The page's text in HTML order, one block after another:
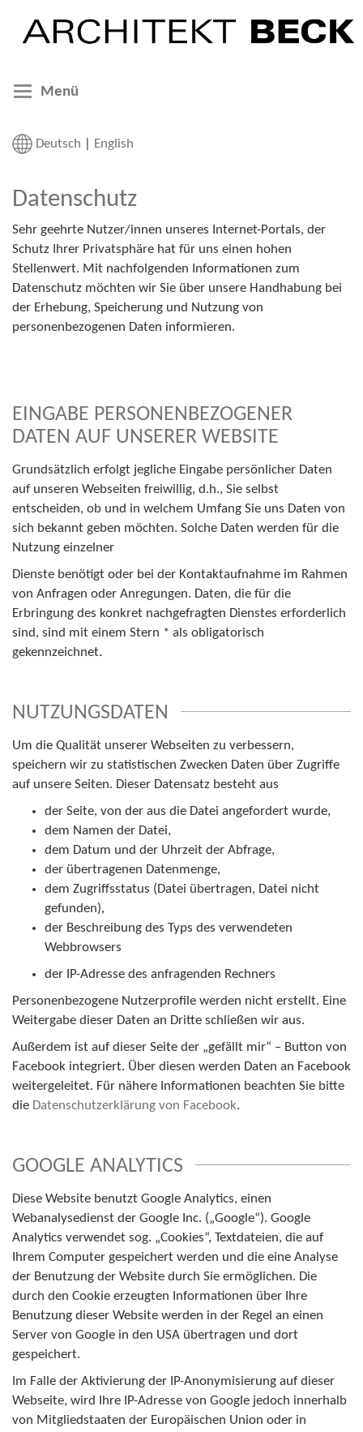
Menü
Deutsch English
Datenschutz
Sehr geehrte Nutzer/innen unseres Internet-Portals, der
Schutz Ihrer Privatsphäre hat für uns einen hohen
Stellenwert. Mit nachfolgenden Informationen zum
Datenschutz möchten wir Sie über unsere Handhabung bei
der Erhebung, Speicherung und Nutzung von
personenbezogenen Daten informieren.
EINGABE PERSONENBEZOGENER
DATEN AUF UNSERER WEBSITE
Grundsätzlich erfolgt jegliche Eingabe persönlicher Daten
auf unseren Webseiten freiwillig, d.h., Sie selbst
entscheiden, ob und in welchem Umfang Sie uns Daten von
sich bekannt geben möchten. Solche Daten werden für die
Nutzung einzelner
Dienste benötigt oder bei der Kontaktaufnahme im Rahmen
von Anfragen oder Anregungen. Daten, die für die
Erbringung des konkret nachgefragten Dienstes erforderlich
sind, sind mit einem Stern * als obligatorisch
gekennzeichnet.
NUTZUNGSDATEN
Um die Qualität unserer Webseiten zu verbessern,
speichern wir zu statistischen Zwecken Daten über Zugriffe
auf unsere Seiten. Dieser Datensatz besteht aus
der Seite, von der aus die Datei angefordert wurde,
dem Namen der Datei,
dem Datum und der Uhrzeit der Abfrage,
der übertragenen Datenmenge,
dem Zugriffsstatus (Datei übertragen, Datei nicht
gefunden),
der Beschreibung des Typs des verwendeten
Webbrowsers
der IP-Adresse des anfragenden Rechners
Personenbezogene Nutzerprofile werden nicht erstellt. Eine
Weitergabe dieser Daten an Dritte schließen wir aus.
Außerdem ist auf dieser Seite der „gefällt mir“ – Button von
Facebook integriert. Über diesen werden Daten an Facebook
weitergeleitet. Für nähere Informationen beachten Sie bitte
die Datenschutzerklärung von Facebook.
GOOGLE ANALYTICS
Diese Website benutzt Google Analytics, einen
Webanalysedienst der Google Inc. („Google“). Google
Analytics verwendet sog. „Cookies“, Textdateien, die auf
Ihrem Computer gespeichert werden und die eine Analyse
der Benutzung der Website durch Sie ermöglichen. Die
durch den Cookie erzeugten Informationen über Ihre
Benutzung dieser Website werden in der Regel an einen
Server von Google in den USA übertragen und dort
gespeichert.
Im Falle der Aktivierung der IP-Anonymisierung auf dieser
Webseite, wird Ihre IP-Adresse von Google jedoch innerhalb
von Mitgliedstaaten der Europäischen Union oder in